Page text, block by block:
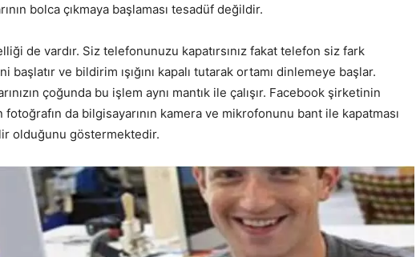
bolca çıkmaya başlaması tesadüf değildir.
de vardır. Siz telefonunuzu kapatırsınız fakat telefon siz fark
ve bildirim ışığını kapalı tutarak ortamı dinlemeye başlar.
çoğunda bu işlem aynı mantık ile çalışır. Facebook şirketinin
da bilgisayarının kamera ve mikrofonunu bant ile kapatması
olduğunu göstermektedir.